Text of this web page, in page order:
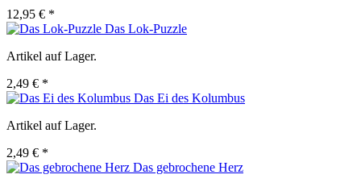
12,95 € *
Das Lok-Puzzle
Artikel auf Lager.
2,49 € *
Das Ei des Kolumbus
Artikel auf Lager.
2,49 € *
Das gebrochene Herz